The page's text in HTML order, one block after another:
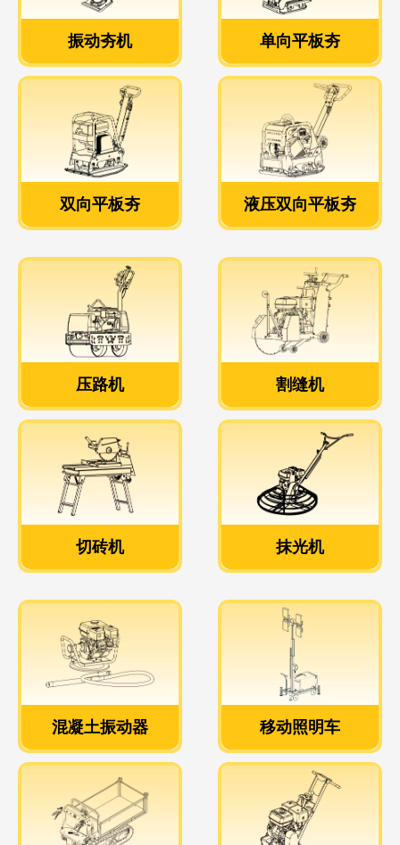
振动夯机
查看更多>>
振动夯机 单向平板夯
查看更多>>
单向平板夯
双向平板夯
查看更多>>
双向平板夯 液压双向平板夯
查看更多>>
液压双向平板夯
压路机
查看更多>>
压路机 割缝机
查看更多>>
割缝机
切砖机
查看更多>>
切砖机 抹光机
查看更多>>
抹光机
混凝土振动器
查看更多>>
混凝土振动器 移动照明车
查看更多>>
移动照明车